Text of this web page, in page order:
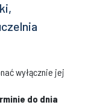
wyłącznie jej
do dnia